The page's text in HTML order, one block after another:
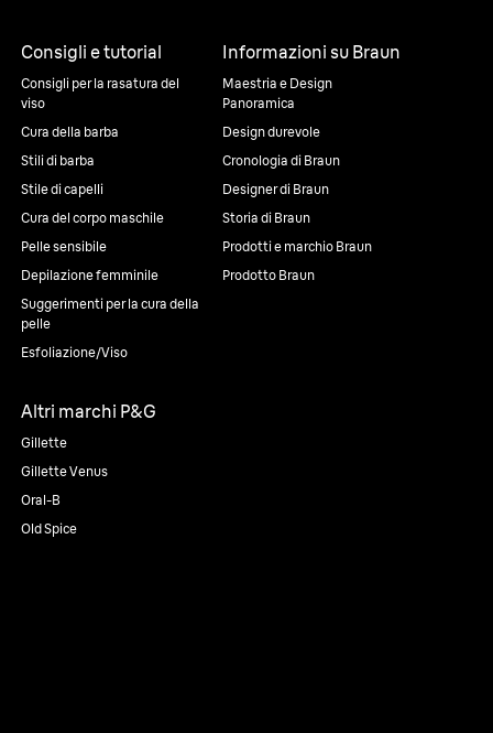
Consigli e tutorial
Consigli per la rasatura del
viso
Cura della barba
Stili di barba
Stile di capelli
Cura del corpo maschile
Pelle sensibile
Depilazione femminile
Suggerimenti per la cura della
pelle
Esfoliazione/Viso
Informazioni su Braun
Maestria e Design
Panoramica
Design durevole
Cronologia di Braun
Designer di Braun
Storia di Braun
Prodotti e marchio Braun
Prodotto Braun
Altri marchi P&G
Gillette
Gillette Venus
Oral-B
Old Spice